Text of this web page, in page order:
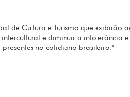
de Cultura e Turismo que exibirão
e diminuir a intolerância e
no cotidiano brasileiro."